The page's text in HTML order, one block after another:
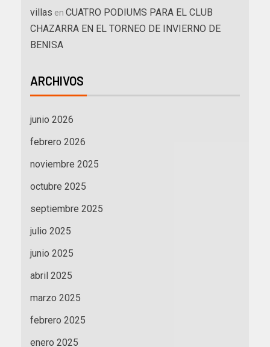
villas en CUATRO PODIUMS PARA EL CLUB
CHAZARRA EN EL TORNEO DE INVIERNO DE
BENISA
ARCHIVOS
junio 2026
febrero 2026
noviembre 2025
octubre 2025
septiembre 2025
julio 2025
junio 2025
abril 2025
marzo 2025
febrero 2025
enero 2025